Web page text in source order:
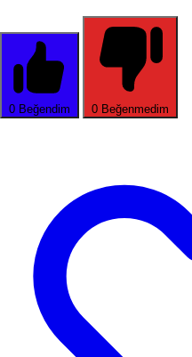
0 Beğendim 0 Beğenmedim